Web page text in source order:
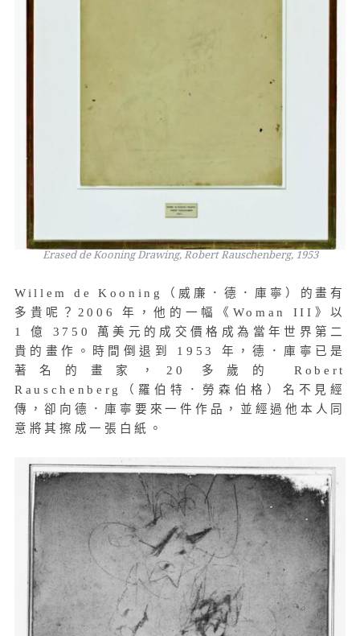
Erased de Kooning Drawing, Robert Rauschenberg, 1953
Willem de Kooning（威廉．德．庫寧）的畫有
多貴呢？2006 年，他的一幅《Woman III》以
1 億 3750 萬美元的成交價格成為當年世界第二
貴的畫作。時間倒退到 1953 年，德．庫寧已是
著名的畫家，20 多歲的 Robert
Rauschenberg（羅伯特．勞森伯格）名不見經
傳，卻向德．庫寧要來一件作品，並經過他本人同
意將其擦成一張白紙。